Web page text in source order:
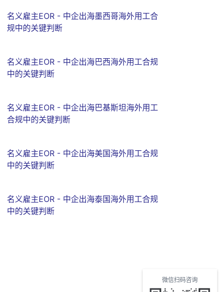
名义雇主EOR - 中企出海墨西哥海外用工合
规中的关键判断
名义雇主EOR - 中企出海巴西海外用工合规
中的关键判断
名义雇主EOR - 中企出海巴基斯坦海外用工
合规中的关键判断
名义雇主EOR - 中企出海美国海外用工合规
中的关键判断
名义雇主EOR - 中企出海泰国海外用工合规
中的关键判断
微信扫码咨询